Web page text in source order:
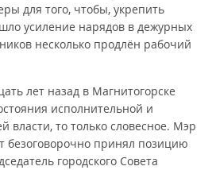
для того, чтобы, укрепить
усиление нарядов в дежурных
несколько продлён рабочий
лет назад в Магнитогорске
исполнительной и
власти, то только словесное. Мэр
безоговорочно принял позицию
городского Совета